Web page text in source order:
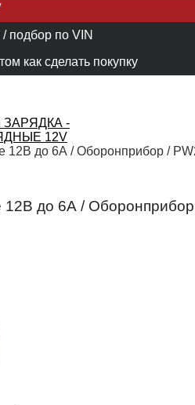
подбор по VIN
как сделать покупку
ЗАРЯДКА -
12V
12В до 6А / Оборонприбор /
12В до 6А /